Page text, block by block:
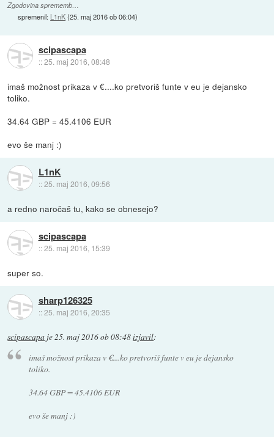
Zgodovina sprememb…
spremenil: L1nK(25. maj 2016 ob 06:04)
scipascapa
::25. maj 2016, 08:48
imaš možnost prikaza v €....ko pretvoriš funte v eu je dejansko
toliko.
34.64 GBP = 45.4106 EUR
evo še manj :)
L1nK
::25. maj 2016, 09:56
a redno naročaš tu, kako se obnesejo?
scipascapa
::25. maj 2016, 15:39
super so.
sharp126325
::25. maj 2016, 20:35
scipascapa je25. maj 2016 ob 08:48izjavil:
imaš možnost prikaza v €....ko pretvoriš funte v eu je dejansko
toliko.
34.64 GBP = 45.4106 EUR
evo še manj :)